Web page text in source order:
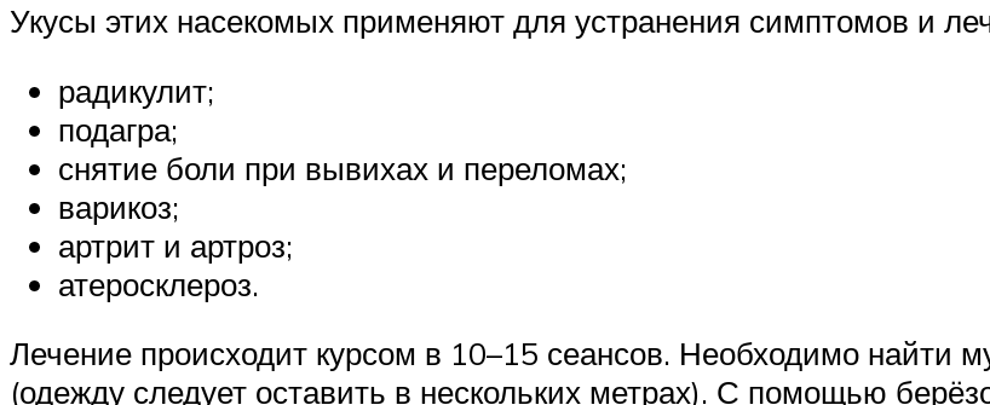
Укусы этих насекомых применяют для устранения симптомов и
радикулит;
подагра;
снятие боли при вывихах и переломах;
варикоз;
артрит и артроз;
атеросклероз.
Лечение происходит курсом в 10–15 сеансов. Необходимо найти
(одежду следует оставить в нескольких метрах). С помощью